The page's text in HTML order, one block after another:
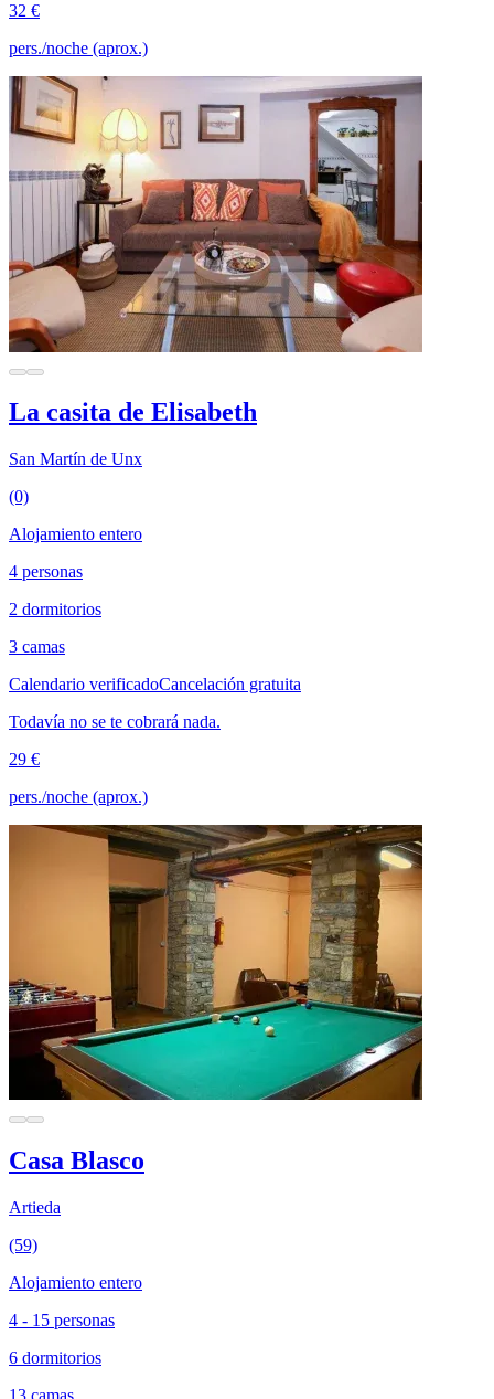
32 €
pers./noche (aprox.)
La casita de Elisabeth
San Martín de Unx
(0)
Alojamiento entero
4 personas
2 dormitorios
3 camas
Calendario verificadoCancelación gratuita
Todavía no se te cobrará nada.
29 €
pers./noche (aprox.)
Casa Blasco
Artieda
(59)
Alojamiento entero
4 - 15 personas
6 dormitorios